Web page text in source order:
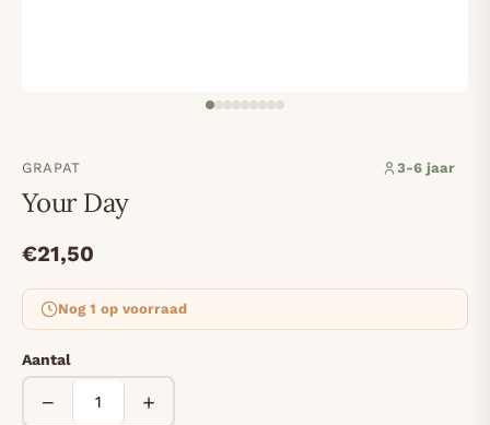
GRAPAT 3-6 jaar
Your Day
€21,50
Nog 1 op voorraad
Aantal
− +